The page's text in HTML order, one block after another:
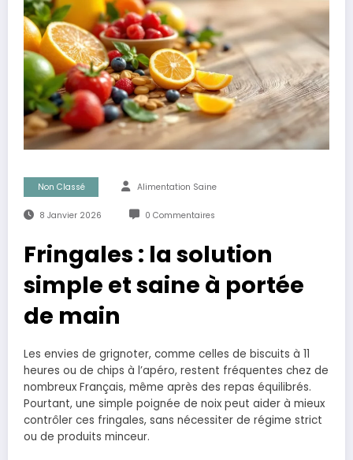
Non Classé Alimentation Saine
8 Janvier 2026 0 Commentaires
Fringales : la solution
simple et saine à portée
de main
Les envies de grignoter, comme celles de biscuits à 11
heures ou de chips à l’apéro, restent fréquentes chez de
nombreux Français, même après des repas équilibrés.
Pourtant, une simple poignée de noix peut aider à mieux
contrôler ces fringales, sans nécessiter de régime strict
ou de produits minceur.